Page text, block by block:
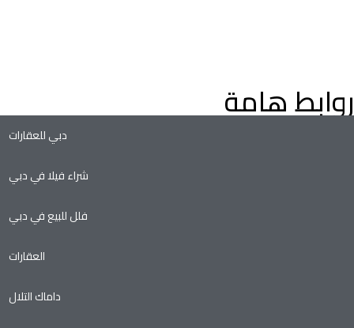
روابط هامة
دبي للعقارات
شراء فيلا في دبي
فلل للبيع في دبي
العقارات
داماك التلال